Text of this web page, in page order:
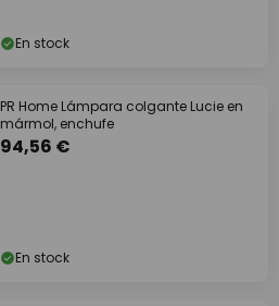
En stock
PR Home Lámpara colgante Lucie en
mármol, enchufe
94,56 €
En stock